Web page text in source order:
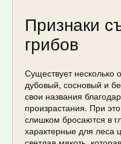
Признаки
грибов
Существует несколько
дубовый, сосновый и
свои названия
произрастания. При
слишком бросаются в
характерные для леса